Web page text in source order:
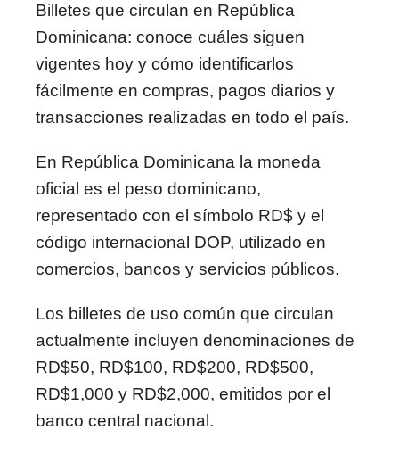
Billetes que circulan en República
Dominicana: conoce cuáles siguen
vigentes hoy y cómo identificarlos
fácilmente en compras, pagos diarios y
transacciones realizadas en todo el país.
En República Dominicana la moneda
oficial es el peso dominicano,
representado con el símbolo RD$ y el
código internacional DOP, utilizado en
comercios, bancos y servicios públicos.
Los billetes de uso común que circulan
actualmente incluyen denominaciones de
RD$50, RD$100, RD$200, RD$500,
RD$1,000 y RD$2,000, emitidos por el
banco central nacional.